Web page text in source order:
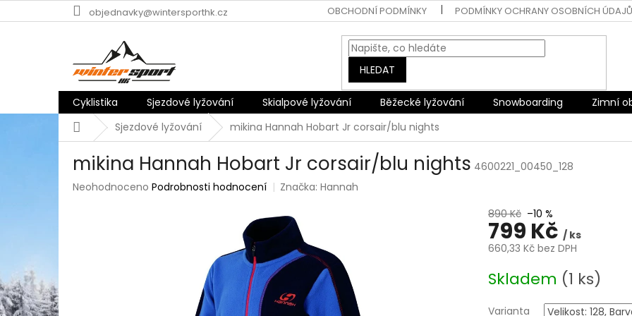
na
objednavky@wintersporthk.cz OBCHODNÍ PODMÍNKY PODMÍNKY OCHRANY OSOBNÍCH ÚDAJŮ
HLEDAT
Cyklistika Sjezdové lyžování Skialpové lyžování Běžecké lyžování Snowboarding Zimní
DomůSjezdové lyžování mikina Hannah Hobart Jr corsair/blu nights
mikina Hannah Hobart Jr corsair/blu nights 4600221_00450_128
Průměrné
Neohodnoceno Podrobnosti hodnocení Značka:Hannah
890 Kč –10 %
799 Kč / ks
660,33 Kč bez DPH
cena:
Skladem (1 ks)
Varianta